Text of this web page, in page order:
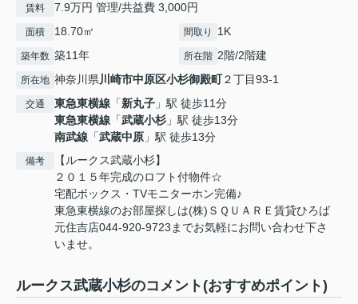
賃料 7.9万円 管理/共益費 3,000円
面積 18.70㎡ 間取り 1K
築年数 築11年 所在階 2階/2階建
所在地 神奈川県川崎市中原区小杉御殿町２丁目93-1
交通 東急東横線 「新丸子 」駅 徒歩11分
東急東横線 「武蔵小杉 」駅 徒歩13分
南武線 「武蔵中原 」駅 徒歩13分
備考
【ルークス武蔵小杉】
２０１５年完成のロフト付物件☆
宅配ボックス・TVモニターホン完備♪
東急東横線のお部屋探しは(株)ＳＱＵＡＲＥ賃貸ひろば
元住吉店044-920-9723までお気軽にお問い合わせ下さ
いませ。
ルークス武蔵小杉のコメント(おすすめポイント)